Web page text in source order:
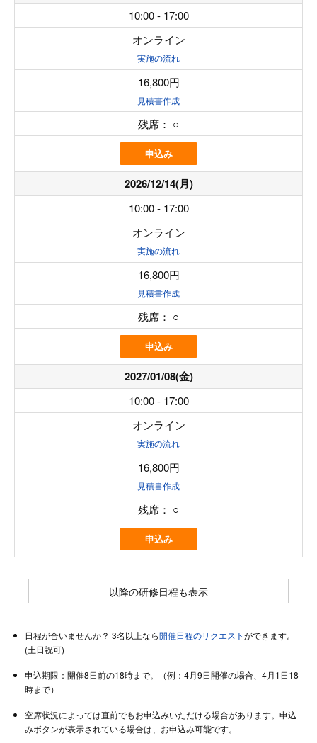
10:00 - 17:00
オンライン
実施の流れ
16,800円
見積書作成
残席： ○
申込み
2026/12/14(月)
10:00 - 17:00
オンライン
実施の流れ
16,800円
見積書作成
残席： ○
申込み
2027/01/08(金)
10:00 - 17:00
オンライン
実施の流れ
16,800円
見積書作成
残席： ○
申込み
以降の研修日程も表示
日程が合いませんか？ 3名以上なら開催日程のリクエストができます。
(土日祝可)
申込期限：開催8日前の18時まで。（例：4月9日開催の場合、4月1日18
時まで）
空席状況によっては直前でもお申込みいただける場合があります。申込
みボタンが表示されている場合は、お申込み可能です。